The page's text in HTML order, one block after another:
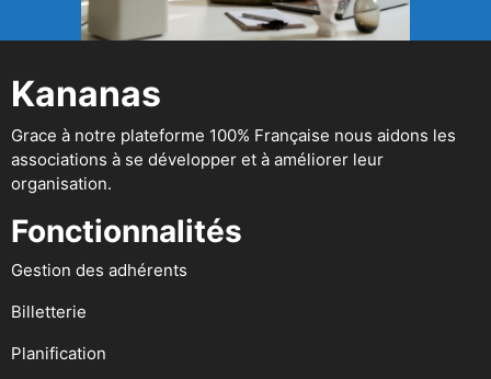
Kananas
Grace à notre plateforme 100% Française nous aidons les
associations à se développer et à améliorer leur
organisation.
Fonctionnalités
Gestion des adhérents
Billetterie
Planification